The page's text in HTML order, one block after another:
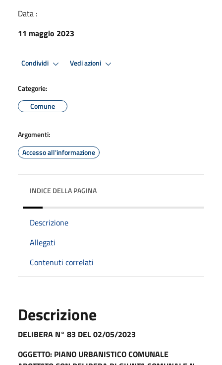
Data :
11 maggio 2023
Condividi Vedi azioni
Categorie:
Comune
Argomenti:
Accesso all'informazione
INDICE DELLA PAGINA
Descrizione
Allegati
Contenuti correlati
Descrizione
DELIBERA N° 83 DEL 02/05/2023
OGGETTO: PIANO URBANISTICO COMUNALE